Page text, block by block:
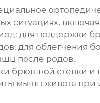
ситуациях,
для поддержки
для облегчения
после родов.
брюшной стенки и
мышц живота при